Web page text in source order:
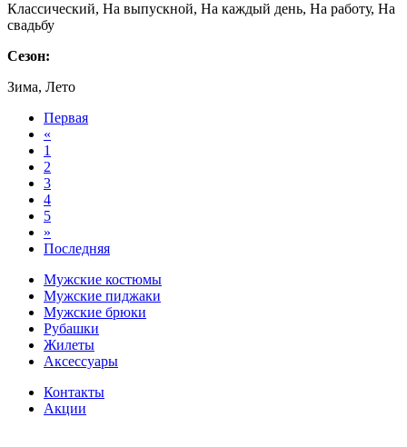
Классический, На выпускной, На каждый день, На работу, На
свадьбу
Сезон:
Зима, Лето
Первая
«
1
2
3
4
5
»
Последняя
Мужские костюмы
Мужские пиджаки
Мужские брюки
Рубашки
Жилеты
Аксессуары
Контакты
Акции